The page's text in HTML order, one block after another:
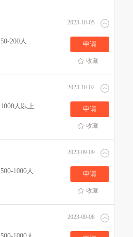
2023-10-05
50-200人 申请
收藏
2023-10-02
1000人以上 申请
收藏
2023-09-09
500-1000人 申请
收藏
2023-09-08